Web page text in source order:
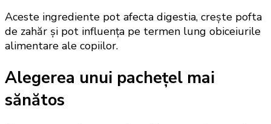
Aceste ingrediente pot afecta digestia, crește pofta
de zahăr și pot influența pe termen lung obiceiurile
alimentare ale copiilor.
Alegerea unui pachețel mai
sănătos